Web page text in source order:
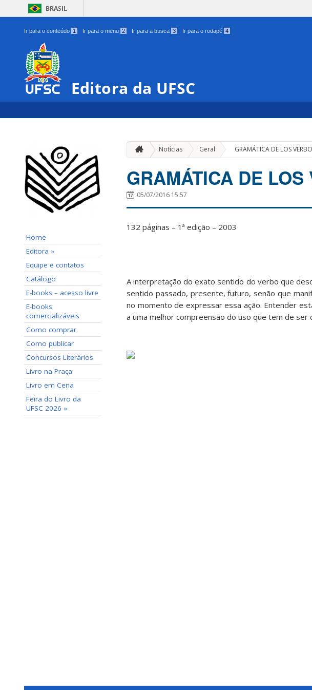
BRASIL
Ir para o conteúdo 1 Ir para o menu 2 Ir para a busca 3 Ir para o rodapé 4
Editora da UFSC
Home
Editora »
Equipe e contatos
Catálogo
E-books – acesso livre
E-books
comercializáveis
Como comprar
Como publicar
Concursos Literários
Livro na Praça
Livro em Cena
Feira do Livro da
UFSC 2026 »
Notícias Geral » GRAMÁTICA DE LOS
GRAMÁTICA DE
05/07/2016 15:57
132 páginas – 1ª edição – 2003
A interpretação do exato sentido do verbo que
sentido passado, presente, futuro, senão que
no momento de expressar essa ação. Entender
a uma melhor compreensão do uso que tem de ser